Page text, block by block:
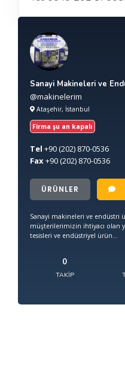
Sanayi Makineleri ve
@makinelerim
Ataşehir, İstanbul
Firma şu an kapalı
Tel +90(202) 870-0536
Fax+90(202) 870-0536
ÜRÜNLER
Sanayi makineleri ve endüstri
müşterilerimizin ihtiyacı olan
tesisleri ve endüstriyel ürün...
0
TAKIP